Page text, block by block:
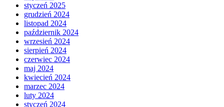
styczeń 2025
grudzień 2024
listopad 2024
październik 2024
wrzesień 2024
sierpień 2024
czerwiec 2024
maj 2024
kwiecień 2024
marzec 2024
luty 2024
styczeń 2024